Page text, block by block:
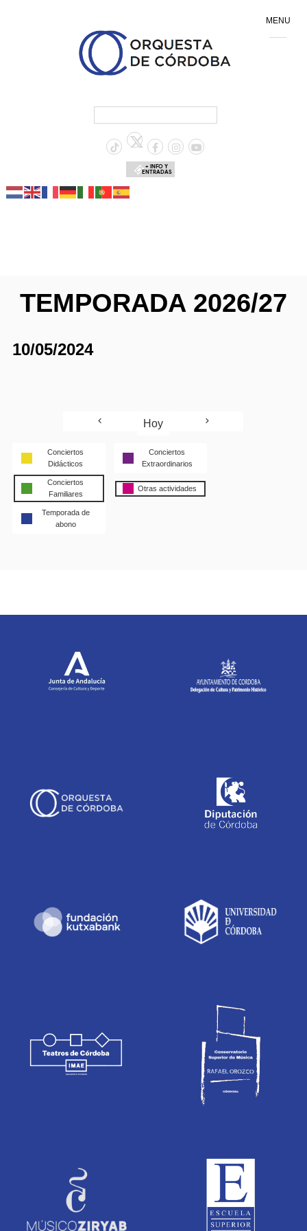
+ INFO Y
ENTRADAS
TEMPORADA 2026/27
10/05/2024
Hoy
Conciertos
Didácticos
Conciertos
Extraordinarios
Conciertos
Familiares
Otras actividades
Temporada de
abono
MENU